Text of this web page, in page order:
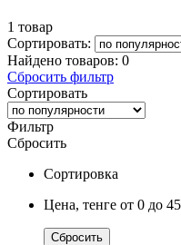
1 товар
Сортировать:
Найдено товаров: 0
Сбросить фильтр
Сортировать
Фильтр
Сбросить
Сортировка
Цена, тенге от 0 до
Сбросить